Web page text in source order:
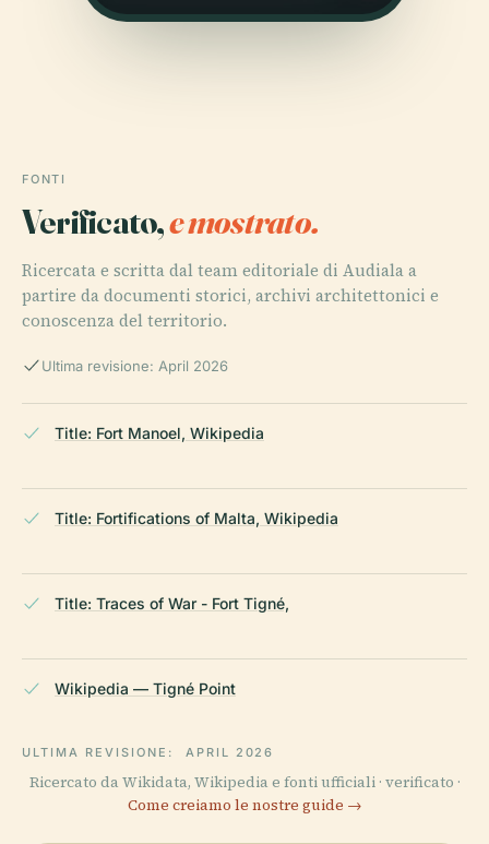
FONTI
Verificato,e mostrato.
Ricercata e scritta dal team editoriale di Audiala a
partire da documenti storici, archivi architettonici e
conoscenza del territorio.
Ultima revisione: April 2026
Title: Fort Manoel, Wikipedia
Title: Fortifications of Malta, Wikipedia
Title: Traces of War - Fort Tigné,
Wikipedia — Tigné Point
ULTIMA REVISIONE: APRIL 2026
Ricercato da Wikidata, Wikipedia e fonti ufficiali · verificato ·
Come creiamo le nostre guide →